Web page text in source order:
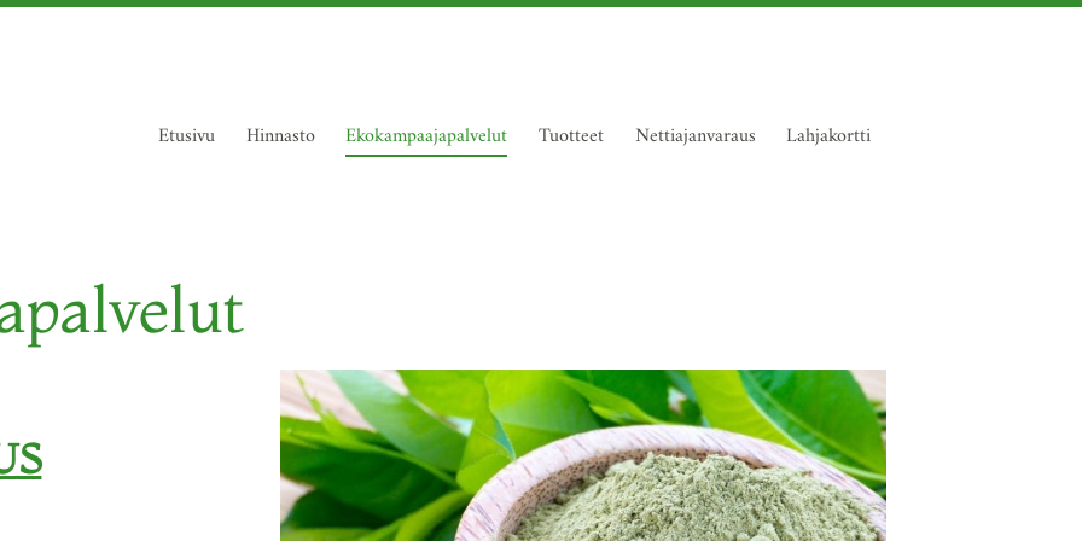
Etusivu Hinnasto Ekokampaajapalvelut Tuotteet Nettiajanvaraus Lahjakortti